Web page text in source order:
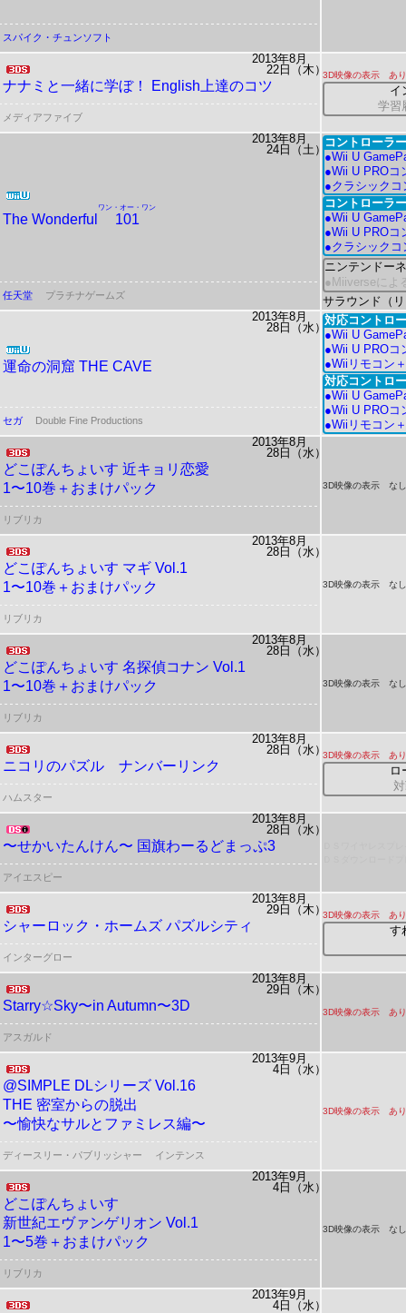
スパイク・チュンソフト
2013年8月
22日（木）
ナナミと一緒に学ぼ！ English上達のコツ
3D映像の表示 あり
イ
学習
メディアファイブ
2013年8月
24日（土）
The Wonderful 101
ワン・オー・ワン
コントローラ
●Wii U
●Wii U PROコ
●クラシック
コントローラ
●Wii U
●Wii U PROコ
●クラシック
ニンテンドー
●Miiverseによ
サラウンド（
任天堂 プラチナゲームズ
2013年8月
28日（水）
運命の洞窟 THE CAVE
対応コントロ
●Wii U
●Wii U PROコ
●Wiiリモコン
対応コントロ
●Wii U
●Wii U PROコ
●Wiiリモコン
セガ Double Fine Productions
2013年8月
28日（水）
どこぽんちょいす 近キョリ恋愛
1〜10巻＋おまけパック
3D映像の表示 なし
リブリカ
2013年8月
28日（水）
どこぽんちょいす マギ Vol.1
1〜10巻＋おまけパック
3D映像の表示 なし
リブリカ
2013年8月
28日（水）
どこぽんちょいす 名探偵コナン Vol.1
1〜10巻＋おまけパック
3D映像の表示 なし
リブリカ
2013年8月
28日（水）
ニコリのパズル ナンバーリンク
3D映像の表示 あり
ロ
ハムスター
2013年8月
28日（水）
〜せかいたんけん〜 国旗わーるどまっぷ3
アイエスピー
2013年8月
29日（木）
シャーロック・ホームズ パズルシティ
3D映像の表示 あり
す
インターグロー
2013年8月
29日（木）
Starry☆Sky〜in Autumn〜3D 3D映像の表示 あり
アスガルド
2013年9月
4日（水）
@SIMPLE DLシリーズ Vol.16
THE 密室からの脱出
〜愉快なサルとファミレス編〜
3D映像の表示 あり
ディースリー・パブリッシャー インテンス
2013年9月
4日（水）
どこぽんちょいす
新世紀エヴァンゲリオン Vol.1
1〜5巻＋おまけパック
3D映像の表示 なし
リブリカ
2013年9月
4日（水）